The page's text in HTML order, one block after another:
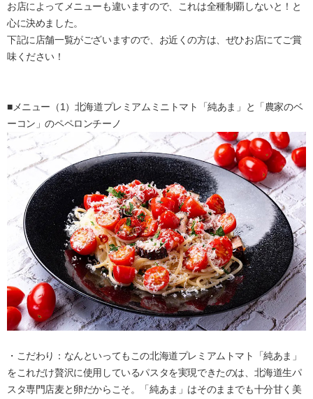
お店によってメニューも違いますので、これは全種制覇しないと！と
心に決めました。
下記に店舗一覧がございますので、お近くの方は、ぜひお店にてご賞
味ください！
■メニュー（1）北海道プレミアムミニトマト「純あま」と「農家のベ
ーコン」のペペロンチーノ
・こだわり：なんといってもこの北海道プレミアムトマト「純あま」
をこれだけ贅沢に使用しているパスタを実現できたのは、北海道生パ
スタ専門店麦と卵だからこそ。「純あま」はそのままでも十分甘く美